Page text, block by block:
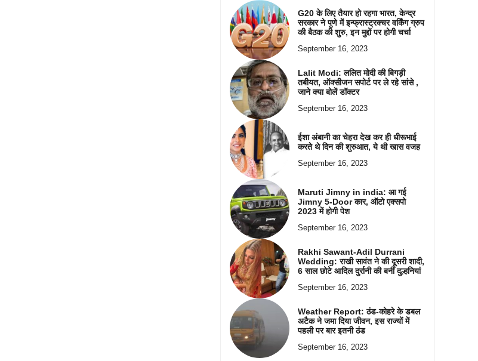
G20 के लिए तैयार हो रहगा भारत, केन्द्र
सरकार ने पुणे में इन्फ्रास्ट्रक्चर वर्किंग ग्रुप
की बैठक की शुरु, इन मुद्दों पर होगी चर्चा
September 16, 2023
Lalit Modi: ललित मोदी की बिगड़ी
तबीयत, ऑक्सीजन सपोर्ट पर ले रहे सांसे ,
जाने क्या बोलें डॉक्टर
September 16, 2023
ईशा अंबानी का चेहरा देख कर ही धीरूभाई
करते थे दिन की शुरुआत, ये थी खास वजह
September 16, 2023
Maruti Jimny in india: आ गई
Jimny 5-Door कार, ऑटो एक्सपो
2023 में होगी पेश
September 16, 2023
Rakhi Sawant-Adil Durrani
Wedding: राखी सावंत ने की दूसरी शादी,
6 साल छोटे आदिल दुर्रानी की बनीं दुल्हनियां
September 16, 2023
Weather Report: ठंड-कोहरे के डबल
अटैक ने जमा दिया जीवन, इस राज्यों में
पहली पर बार इतनी ठंड
September 16, 2023